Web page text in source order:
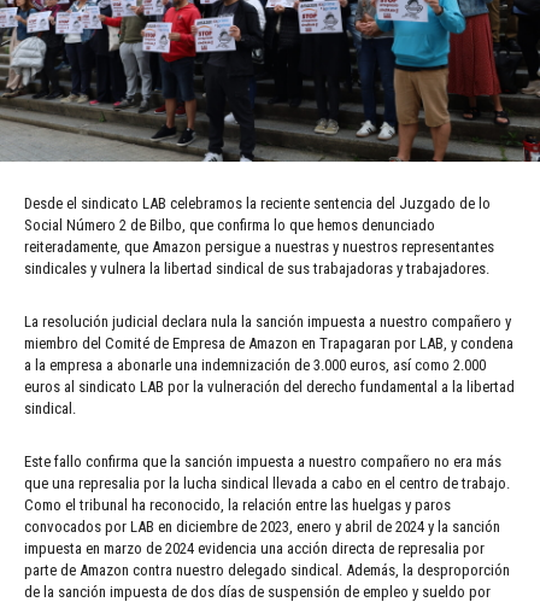
Desde el sindicato LAB celebramos la reciente sentencia del Juzgado de lo
Social Número 2 de Bilbo, que confirma lo que hemos denunciado
reiteradamente, que Amazon persigue a nuestras y nuestros representantes
sindicales y vulnera la libertad sindical de sus trabajadoras y trabajadores.
La resolución judicial declara nula la sanción impuesta a nuestro compañero y
miembro del Comité de Empresa de Amazon en Trapagaran por LAB, y condena
a la empresa a abonarle una indemnización de 3.000 euros, así como 2.000
euros al sindicato LAB por la vulneración del derecho fundamental a la libertad
sindical.
Este fallo confirma que la sanción impuesta a nuestro compañero no era más
que una represalia por la lucha sindical llevada a cabo en el centro de trabajo.
Como el tribunal ha reconocido, la relación entre las huelgas y paros
convocados por LAB en diciembre de 2023, enero y abril de 2024 y la sanción
impuesta en marzo de 2024 evidencia una acción directa de represalia por
parte de Amazon contra nuestro delegado sindical. Además, la desproporción
de la sanción impuesta de dos días de suspensión de empleo y sueldo por